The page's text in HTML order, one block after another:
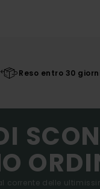
Reso entro 30
corrente delle